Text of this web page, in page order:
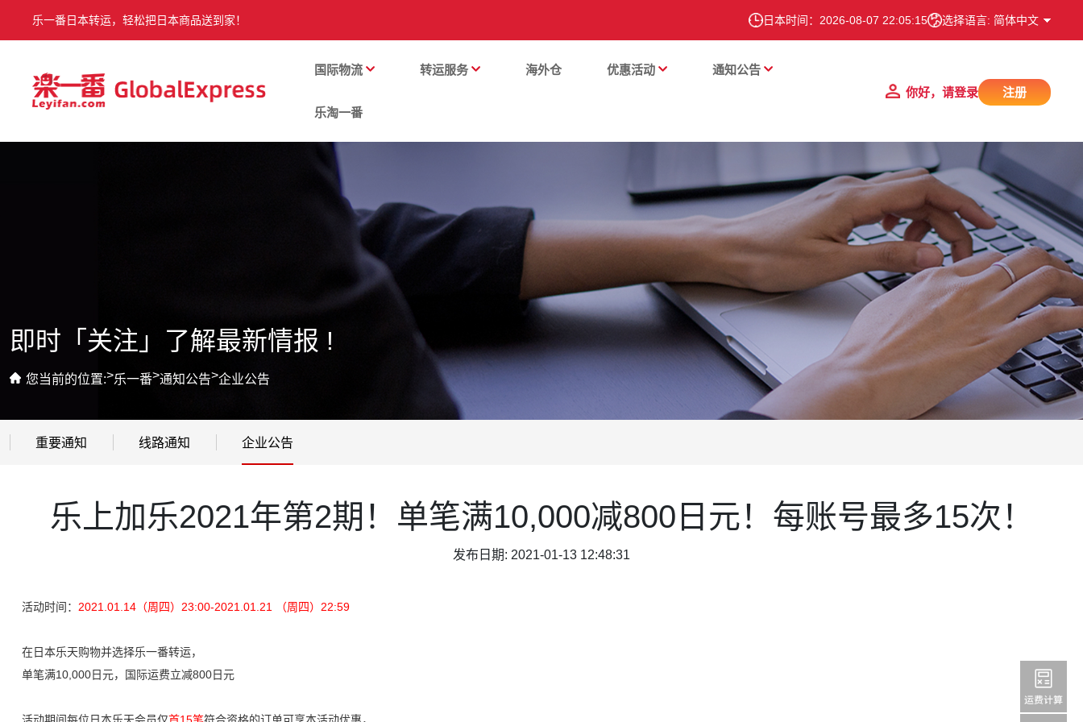
乐一番日本转运，轻松把日本商品送到家！ 日本时间： 2026-08-07 22:05:16 选择语言: 简体中文
国际物流 转运服务 海外仓 优惠活动 通知公告
乐淘一番
你好，请登录 注册
即时「关注」了解最新情报 !
您当前的位置:>乐一番>通知公告>企业公告
重要通知 线路通知 企业公告
乐上加乐2021年第2期！单笔满10,000减800日元！每账号最多15次！
发布日期: 2021-01-13 12:48:31
活动时间： 2021.01.14（周四）23:00-2021.01.21 （周四）22:59
在日本乐天购物并选择乐一番转运，
单笔满10,000日元，国际运费立减800日元